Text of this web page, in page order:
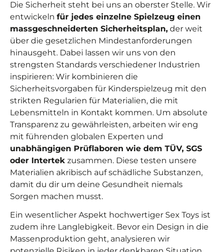
Die Sicherheit steht bei uns an oberster Stelle. Wir
entwickeln für jedes einzelne Spielzeug einen
massgeschneiderten Sicherheitsplan, der weit
über die gesetzlichen Mindestanforderungen
hinausgeht. Dabei lassen wir uns von den
strengsten Standards verschiedener Industrien
inspirieren: Wir kombinieren die
Sicherheitsvorgaben für Kinderspielzeug mit den
strikten Regularien für Materialien, die mit
Lebensmitteln in Kontakt kommen. Um absolute
Transparenz zu gewährleisten, arbeiten wir eng
mit führenden globalen Experten und
unabhängigen Prüflaboren wie dem TÜV, SGS
oder Intertek zusammen. Diese testen unsere
Materialien akribisch auf schädliche Substanzen,
damit du dir um deine Gesundheit niemals
Sorgen machen musst.
Ein wesentlicher Aspekt hochwertiger Sex Toys ist
zudem ihre Langlebigkeit. Bevor ein Design in die
Massenproduktion geht, analysieren wir